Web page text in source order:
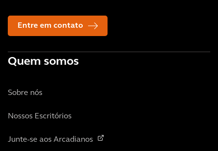
Entre em contato
Quem somos
Sobre nós
Nossos Escritórios
Junte-se aos Arcadianos